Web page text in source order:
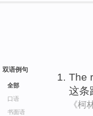
双语例句
全部
口语
书面语
The
这条
《柯